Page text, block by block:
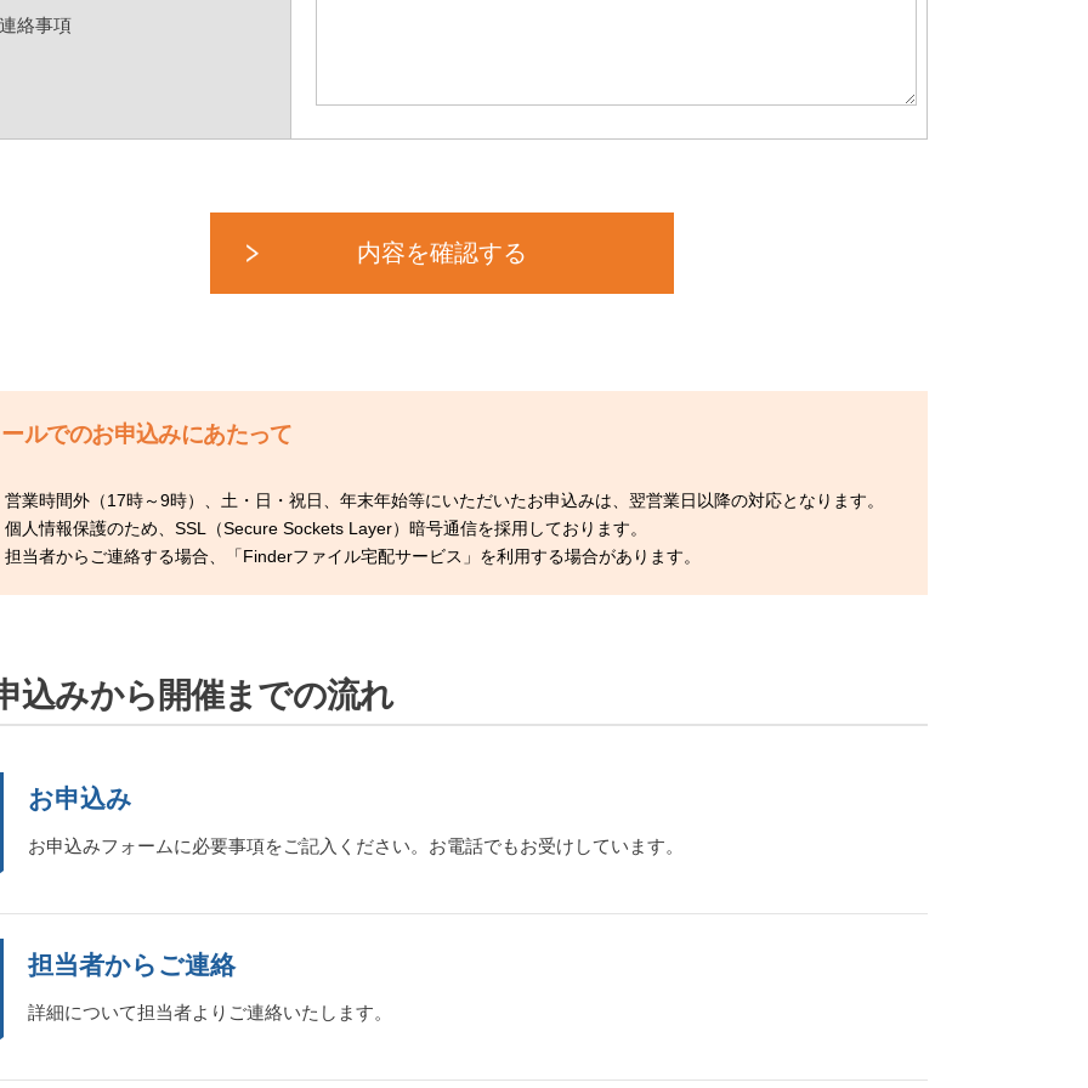
絡事項
ルでのお申込みにあたって
営業時間外（17時～9時）、土・日・祝日、年末年始等にいただいたお申込みは、翌営業日以降の対応となります。
個人情報保護のため、SSL（Secure Sockets Layer）暗号通信を採用しております。
担当者からご連絡する場合、「Finderファイル宅配サービス」を利用する場合があります。
込みから開催までの流れ
お申込み
お申込みフォームに必要事項をご記入ください。お電話でもお受けしています。
担当者からご連絡
詳細について担当者よりご連絡いたします。